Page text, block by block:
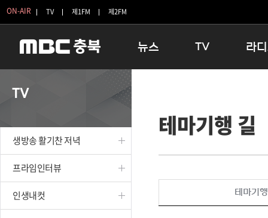
ON-AIR TV 제1FM 제2FM
뉴스
보은
옥천
TV
인생내컷
테마기행 길
시청자 FLEX
라
16:00
우리 고
TV
생방송 활기찬 저녁
프라임인터뷰
인생내컷
테마기행 길
테마기